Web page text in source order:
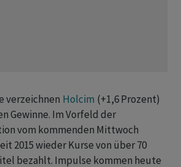
verzeichnen Holcim (+1,6 Prozent)
Gewinne. Im Vorfeld der
vom kommenden Mittwoch
2015 wieder Kurse von über 70
bezahlt. Impulse kommen heute